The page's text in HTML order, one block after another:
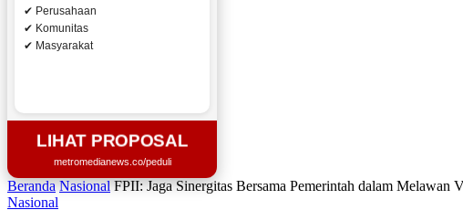
✔ Perusahaan
✔ Komunitas
✔ Masyarakat
LIHAT PROPOSAL
metromedianews.co/peduli
Beranda Nasional FPII: Jaga Sinergitas Bersama Pemerintah dalam Melawan
Nasional